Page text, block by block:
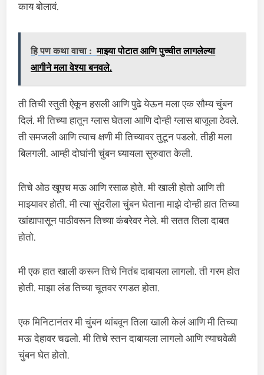
काय बोलावं.
हि पण कथा वाचा : माझ्या पोटात आणि पुच्चीत लागलेल्या
आगीने मला वेश्या बनवले.
ती तिची स्तुती ऐकून हसली आणि पुढे येऊन मला एक सौम्य चुंबन
दिलं. मी तिच्या हातून ग्लास घेतला आणि दोन्ही ग्लास बाजूला ठेवले.
ती समजली आणि त्याच क्षणी मी तिच्यावर तुटून पडलो. तीही मला
बिलगली. आम्ही दोघांनी चुंबन घ्यायला सुरुवात केली.
तिचे ओठ खूपच मऊ आणि रसाळ होते. मी खाली होतो आणि ती
माझ्यावर होती. मी त्या सुंदरीला चुंबन घेताना माझे दोन्ही हात तिच्या
खांद्यापासून पाठीवरून तिच्या कंबरेवर नेले. मी सतत तिला दाबत
होतो.
मी एक हात खाली करून तिचे नितंब दाबायला लागलो. ती गरम होत
होती. माझा लंड तिच्या चूतवर रगडत होता.
एक मिनिटानंतर मी चुंबन थांबवून तिला खाली केलं आणि मी तिच्या
मऊ देहावर चढलो. मी तिचे स्तन दाबायला लागलो आणि त्याचवेळी
चुंबन घेत होतो.